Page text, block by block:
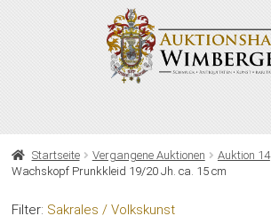
HOME
Startseite Vergangene Auktionen Auktion 14
Wachskopf Prunkkleid 19/20 Jh. ca. 15 cm
Filter: Sakrales / Volkskunst